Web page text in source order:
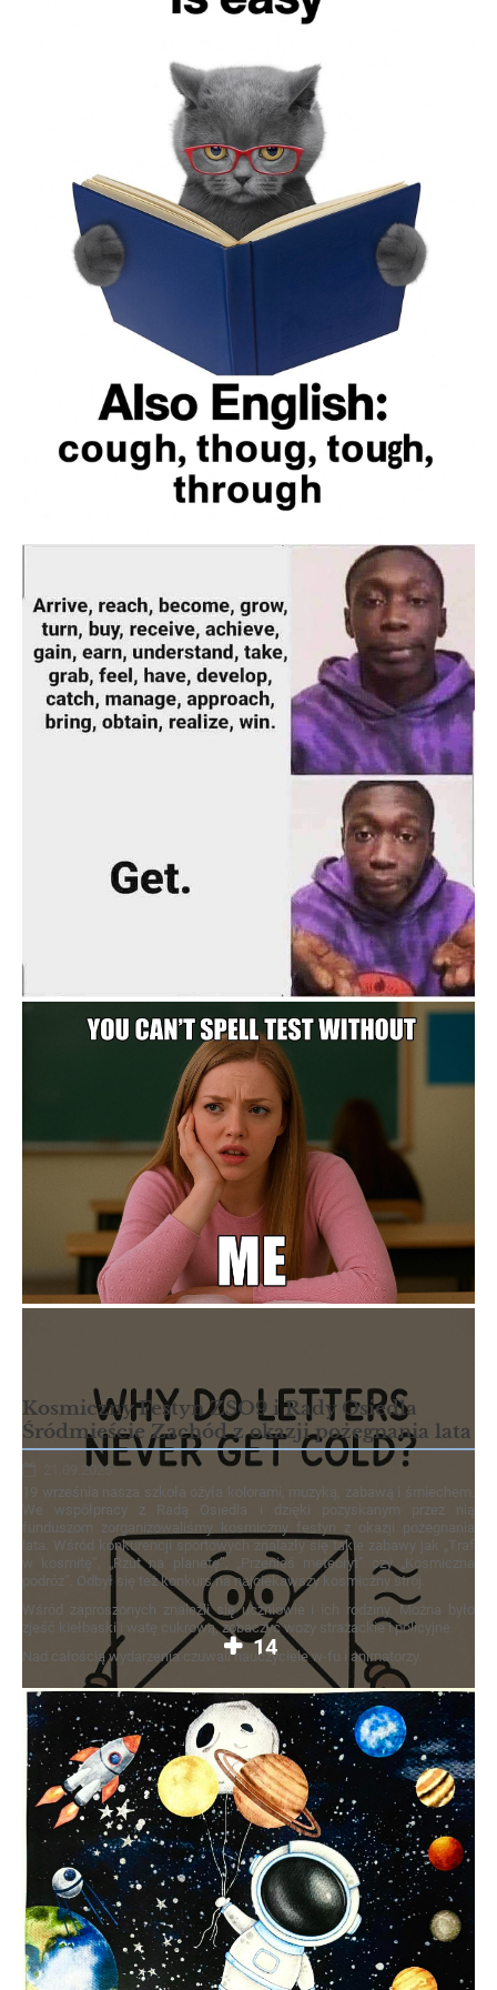
14
Kosmiczny Festyn ZSO9 i Rady Osiedla
Śródmieście Zachód z okazji pożegnania lata
21.09.2025
19 września nasza szkoła ożyła kolorami, muzyką, zabawą i śmiechem.
We współpracy z Radą Osiedla i dzięki pozyskanym przez nią
funduszom zorganizowaliśmy kosmiczny festyn z okazji pożegnania
lata. Wśród konkurencji sportowych znalazły się takie zabawy jak „Traf
w kosmitę”, „Rzut na planetę”, „Przenieś meteoryt” czy „Kosmiczna
podróż”. Odbył się też konkurs na najciekawszy kosmiczny strój.
Wśród zaproszonych znaleźli się uczniowie i ich rodziny. Można było
zjeść kiełbaski i watę cukrową, zobaczyć wozy strażackie i policyjne.
Nad całością wydarzenia czuwali nauczyciele w-fu i animatorzy.